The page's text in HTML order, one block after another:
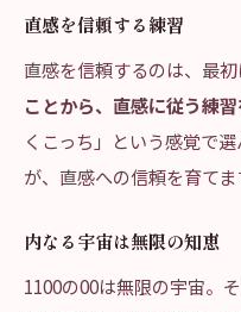
直感を信頼する練習
直感を信頼するのは、最
ことから、直感に従う練
くこっち」という感覚で
が、直感への信頼を育てま
内なる宇宙は無限の知恵
1100の00は無限の宇宙。